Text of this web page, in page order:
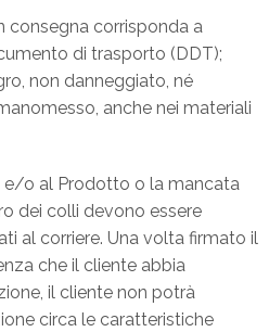
consegna corrisponda a
di trasporto (DDT);
non danneggiato, né
anche nei materiali
e/o al Prodotto o la mancata
dei colli devono essere
al corriere. Una volta firmato il
che il cliente abbia
il cliente non potrà
circa le caratteristiche